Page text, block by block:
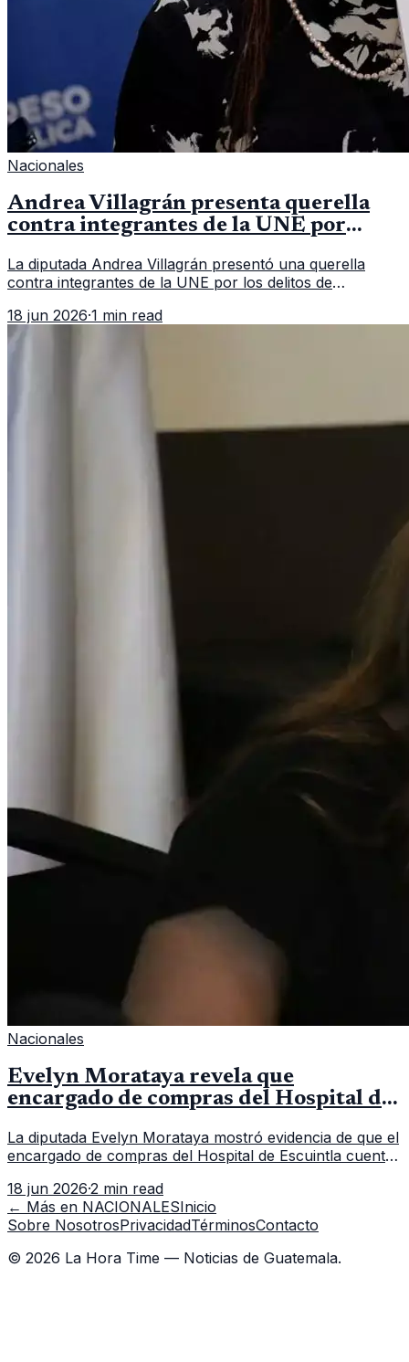
Nacionales
Andrea Villagrán presenta querella
contra integrantes de la UNE por
La diputada Andrea Villagrán presentó una querella
contra integrantes de la UNE por los delitos de
18 jun 2026·1 min read
Nacionales
Evelyn Morataya revela que
encargado de compras del Hospital de
La diputada Evelyn Morataya mostró evidencia de que el
encargado de compras del Hospital de Escuintla cuenta
capacitación en la capital.
18 jun 2026·2 min read
← Más en NACIONALESInicio
Sobre NosotrosPrivacidadTérminosContacto
© 2026 La Hora Time — Noticias de Guatemala.